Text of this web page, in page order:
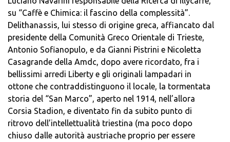
su “Caffè e Chimica: il fascino della complessità”.
Delithanassis, lui stesso di origine greca, affiancato dal
presidente della Comunità Greco Orientale di Trieste,
Antonio Sofianopulo, e da Gianni Pistrini e Nicoletta
Casagrande della Amdc, dopo avere ricordato, fra i
bellissimi arredi Liberty e gli originali lampadari in
ottone che contraddistinguono il locale, la tormentata
storia del “San Marco”, aperto nel 1914, nell’allora
Corsia Stadion, e diventato fin da subito punto di
ritrovo dell’intellettualità triestina (ma poco dopo
chiuso dalle autorità austriache proprio per essere